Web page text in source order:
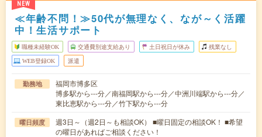
NEW
≪年齢不問！≫50代が無理なく、なが～く活躍
中！生活サポート
職種未経験OK 交通費別途支給あり 土日祝日が休み 残業なし
WEB登録OK 派遣
勤務地
福岡市博多区
博多駅から---分／南福岡駅から---分／中洲川端駅から---分／
東比恵駅から---分／竹下駅から---分
曜日頻度
週3日～（週2日～も相談OK） ■曜日固定の相談OK！ ■希望
の曜日があればご相談ください！